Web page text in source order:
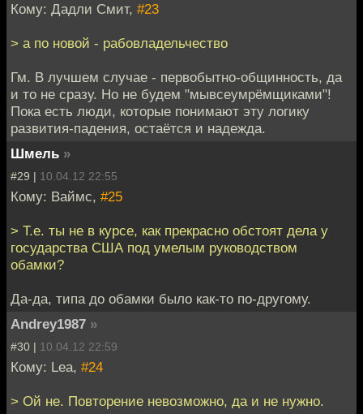
Кому: Дадли Смит, #23
> а по новой - рабовладельчество
Гм. В лучшем случае - первобытно-общинность, да
и то не сразу. Но не будем "мывсеумрёмщиками"!
Пока есть люди, которые понимают эту логику
развития-падения, остаётся и надежда.
Шмель »
#29 | 10.04.12 22:55
Кому: Ваймс, #25
> Т.е. ты не в курсе, как прекрасно обстоят дела у
государства США под умелым руководством
обамки?
Да-да, типа до обамки было как-то по-другому.
Andrey1987 »
#30 | 10.04.12 22:59
Кому: Lea, #24
> Ой не. Повторение невозможно, да и не нужно.